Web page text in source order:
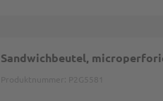
Sandwichbeutel,